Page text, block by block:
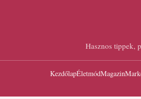
Hasznos tippek,
KezdőlapÉletmódMagazin